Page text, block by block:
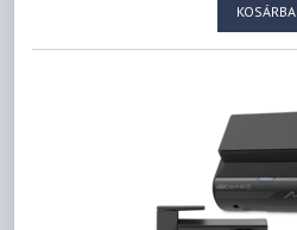
KOSÁRBA